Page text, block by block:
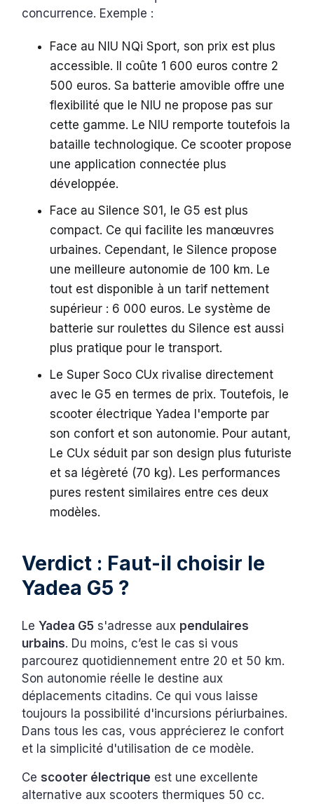
concurrence. Exemple :
Face au NIU NQi Sport, son prix est plus
accessible. Il coûte 1 600 euros contre 2
500 euros. Sa batterie amovible offre une
flexibilité que le NIU ne propose pas sur
cette gamme. Le NIU remporte toutefois la
bataille technologique. Ce scooter propose
une application connectée plus
développée.
Face au Silence S01, le G5 est plus
compact. Ce qui facilite les manœuvres
urbaines. Cependant, le Silence propose
une meilleure autonomie de 100 km. Le
tout est disponible à un tarif nettement
supérieur : 6 000 euros. Le système de
batterie sur roulettes du Silence est aussi
plus pratique pour le transport.
Le Super Soco CUx rivalise directement
avec le G5 en termes de prix. Toutefois, le
scooter électrique Yadea l'emporte par
son confort et son autonomie. Pour autant,
Le CUx séduit par son design plus futuriste
et sa légèreté (70 kg). Les performances
pures restent similaires entre ces deux
modèles.
Verdict : Faut-il choisir le
Yadea G5 ?
LeYadea G5 s'adresse aux pendulaires
urbains. Du moins, c’est le cas si vous
parcourez quotidiennement entre 20 et 50 km.
Son autonomie réelle le destine aux
déplacements citadins. Ce qui vous laisse
toujours la possibilité d'incursions périurbaines.
Dans tous les cas, vous apprécierez le confort
et la simplicité d'utilisation de ce modèle.
Cescooter électrique est une excellente
alternative aux scooters thermiques 50 cc.